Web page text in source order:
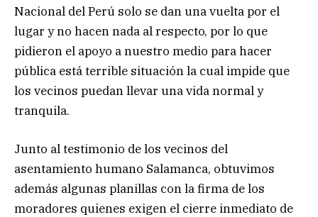
Nacional del Perú solo se dan una vuelta por el
lugar y no hacen nada al respecto, por lo que
pidieron el apoyo a nuestro medio para hacer
pública está terrible situación la cual impide que
los vecinos puedan llevar una vida normal y
tranquila.
Junto al testimonio de los vecinos del
asentamiento humano Salamanca, obtuvimos
además algunas planillas con la firma de los
moradores quienes exigen el cierre inmediato de